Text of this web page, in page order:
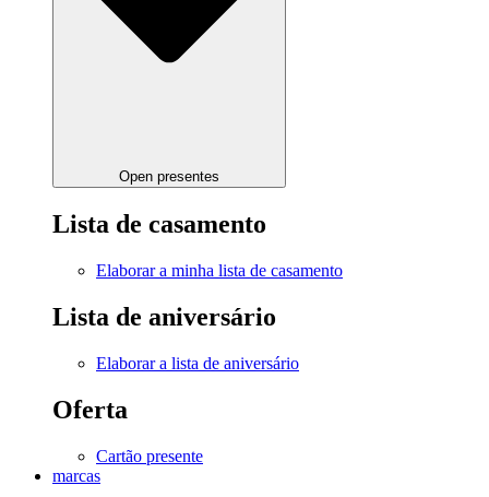
Open presentes
Lista de casamento
Elaborar a minha lista de casamento
Lista de aniversário
Elaborar a lista de aniversário
Oferta
Cartão presente
marcas